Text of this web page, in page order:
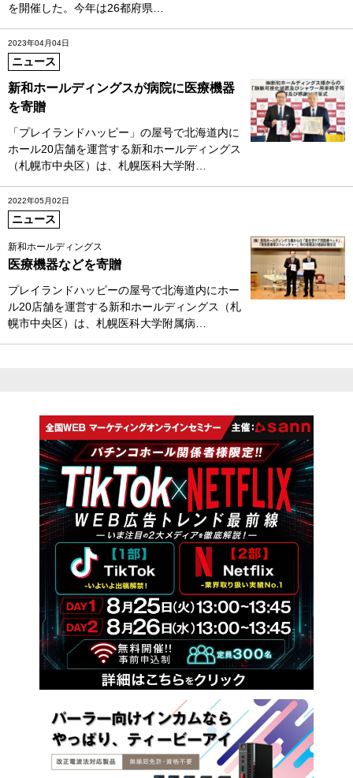
を開催した。今年は26都府県…
2023年04月04日
ニュース
新和ホールディングスが病院に医療機器
を寄贈
「プレイランドハッピー」の屋号で北海道内に
ホール20店舗を運営する新和ホールディングス
（札幌市中央区）は、札幌医科大学附…
2022年05月02日
ニュース
新和ホールディングス
医療機器などを寄贈
プレイランドハッピーの屋号で北海道内にホー
ル20店舗を運営する新和ホールディングス（札
幌市中央区）は、札幌医科大学附属病…